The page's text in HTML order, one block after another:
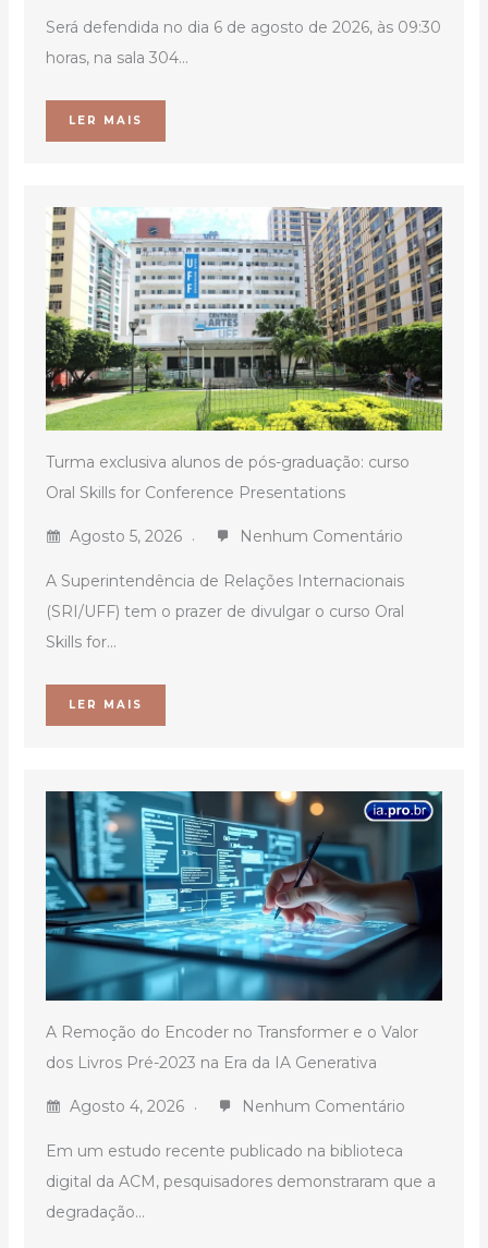
Será defendida no dia 6 de agosto de 2026, às 09:30
horas, na sala 304...
LER MAIS
Turma exclusiva alunos de pós-graduação: curso
Oral Skills for Conference Presentations
Agosto 5, 2026 Nenhum Comentário
A Superintendência de Relações Internacionais
(SRI/UFF) tem o prazer de divulgar o curso Oral
Skills for...
LER MAIS
A Remoção do Encoder no Transformer e o Valor
dos Livros Pré-2023 na Era da IA Generativa
Agosto 4, 2026 Nenhum Comentário
Em um estudo recente publicado na biblioteca
digital da ACM, pesquisadores demonstraram que a
degradação...